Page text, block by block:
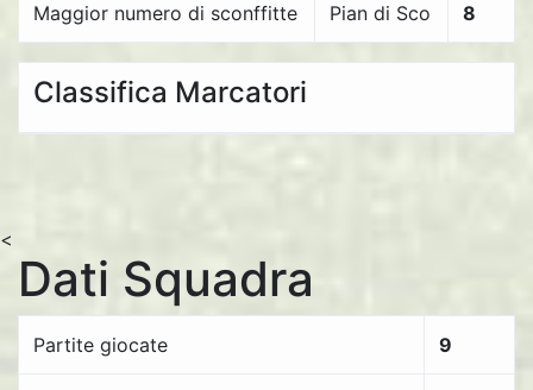
Maggior numero di sconffitte Pian di Sco 8
Classifica Marcatori
<
Dati Squadra
Partite giocate 9